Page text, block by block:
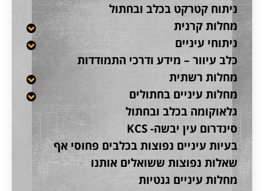
ניתוח קטרקט בכלב ובחתול
מחלות קרנית
ניתוחי עיניים
כלב עיוור – מידע ודרכי התמודדות
מחלות רשתית
מחלות עיניים בחתולים
גלאוקומה בכלב ובחתול
סינדרום עין יבשה- KCS
בעיות עיניים נפוצות בכלבים פחוסי אף
שאלות נפוצות ששואלים אותנו
מחלות עיניים גנטיות